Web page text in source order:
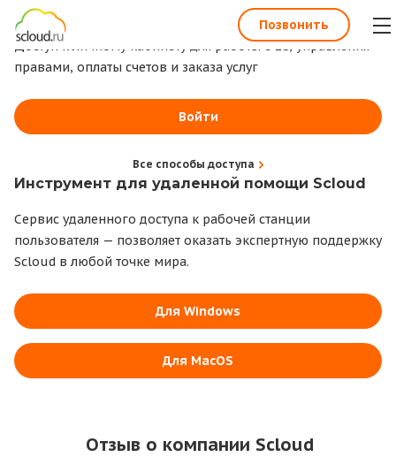
1С всегда под рукой
Доступ к личному кабинету для работы с 1С, управления
правами, оплаты счетов и заказа услуг
Войти
Все способы доступа
Инструмент для удаленной помощи Scloud
Сервис удаленного доступа к рабочей станции
пользователя — позволяет оказать экспертную поддержку
Scloud в любой точке мира.
Для Windows
Для MacOS
Позвонить
Отзыв о компании Scloud